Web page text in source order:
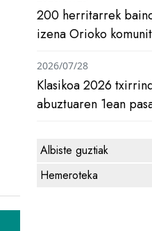
200 herritarrek
izena Orioko
Klasikoa 2026
abuztuaren 1ean
2026/07/28
Albiste guztiak
Hemeroteka